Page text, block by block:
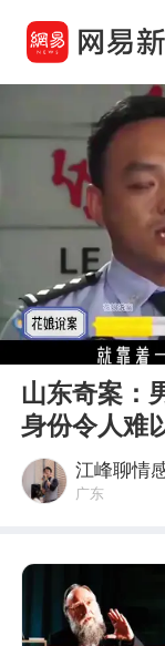
00:00
山东奇案：
身份令人难
江峰聊情
广东